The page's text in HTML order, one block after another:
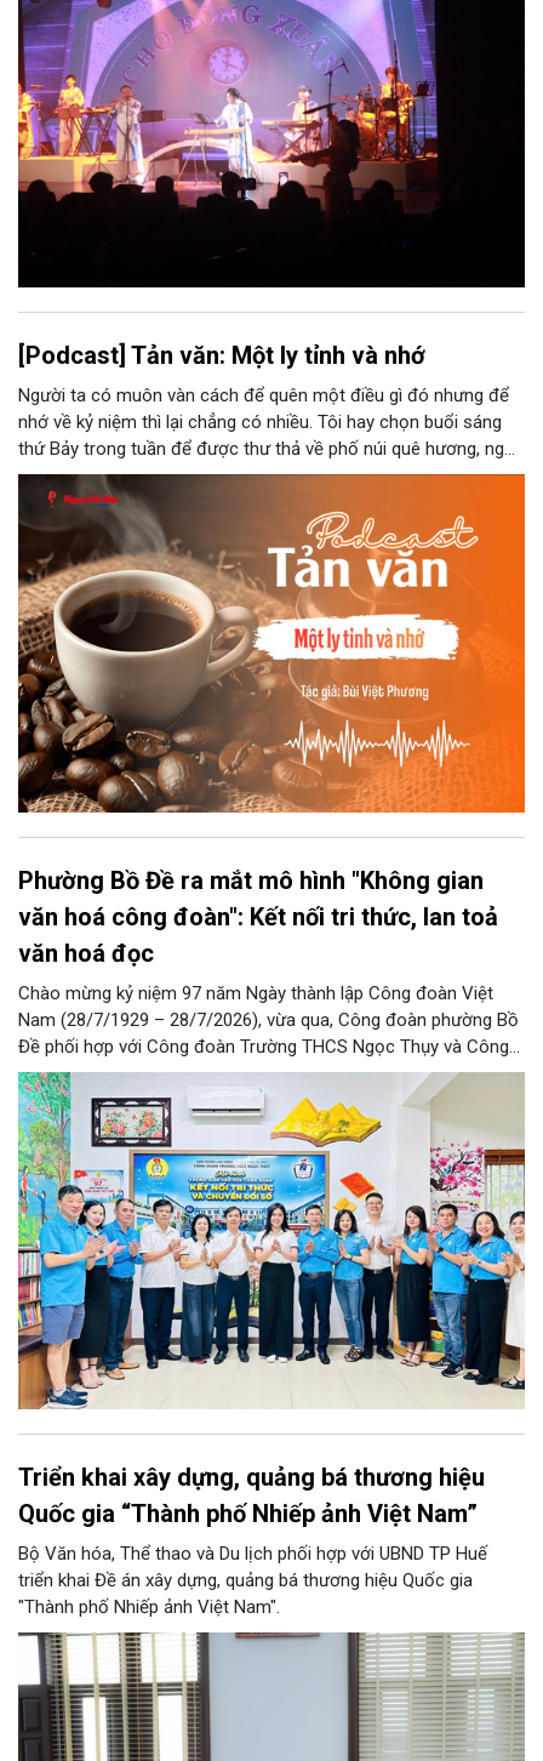
[Podcast] Tản văn: Một ly tỉnh và nhớ
Người ta có muôn vàn cách để quên một điều gì đó nhưng để
nhớ về kỷ niệm thì lại chẳng có nhiều. Tôi hay chọn buổi sáng
thứ Bảy trong tuần để được thư thả về phố núi quê hương, ngồi
đợi giọt đắng của đất đai, mưa nắng điểm từng nhịp xuống
chiếc ly sứ như đợi thời gian mở cánh cửa diệu kì của mình.
Phường Bồ Đề ra mắt mô hình "Không gian
văn hoá công đoàn": Kết nối tri thức, lan toả
văn hoá đọc
Chào mừng kỷ niệm 97 năm Ngày thành lập Công đoàn Việt
Nam (28/7/1929 – 28/7/2026), vừa qua, Công đoàn phường Bồ
Đề phối hợp với Công đoàn Trường THCS Ngọc Thụy và Công
đoàn Trường Tiểu học Ái Mộ B tổ chức Lễ ra mắt Mô hình
“Không gian văn hóa công đoàn”.
Triển khai xây dựng, quảng bá thương hiệu
Quốc gia “Thành phố Nhiếp ảnh Việt Nam”
Bộ Văn hóa, Thể thao và Du lịch phối hợp với UBND TP Huế
triển khai Đề án xây dựng, quảng bá thương hiệu Quốc gia
"Thành phố Nhiếp ảnh Việt Nam".